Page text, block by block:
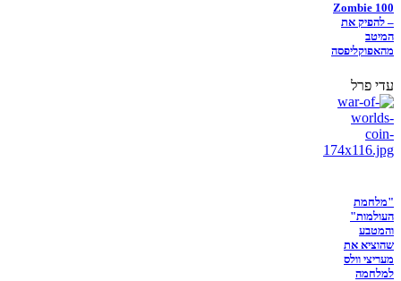
Zombie 100
– להפיק את
המיטב
מהאפוקליפסה
עדי פרל
"מלחמת
העולמות"
והמטבע
שהוציא את
מעריצי וולס
למלחמה